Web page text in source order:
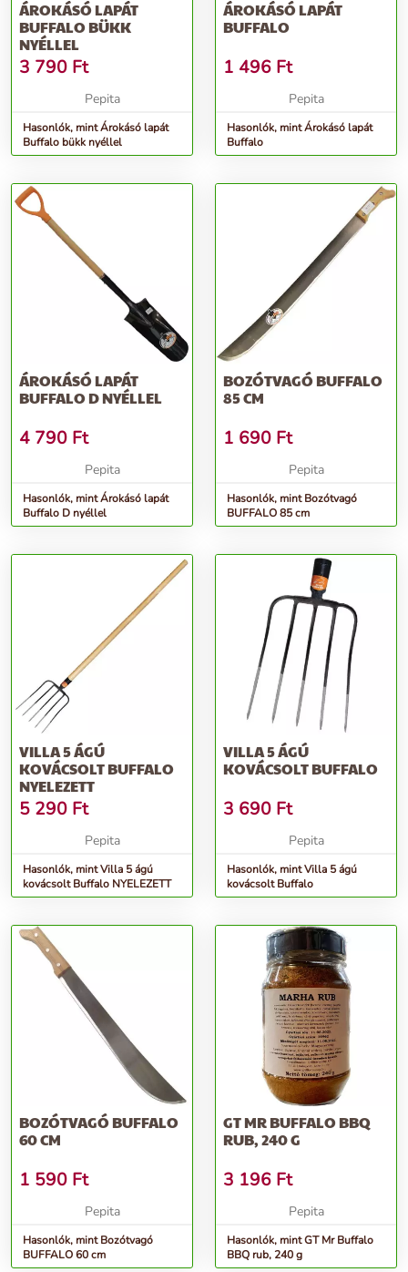
ÁROKÁSÓ LAPÁT
BUFFALO BÜKK
NYÉLLEL
3 790 Ft
Pepita
Hasonlók, mint Árokásó lapát
Buffalo bükk nyéllel
ÁROKÁSÓ LAPÁT
BUFFALO
1 496 Ft
Pepita
Hasonlók, mint Árokásó lapát
Buffalo
ÁROKÁSÓ LAPÁT
BUFFALO D NYÉLLEL
4 790 Ft
Pepita
Hasonlók, mint Árokásó lapát
Buffalo D nyéllel
BOZÓTVAGÓ BUFFALO
85 CM
1 690 Ft
Pepita
Hasonlók, mint Bozótvagó
BUFFALO 85 cm
VILLA 5 ÁGÚ
KOVÁCSOLT BUFFALO
NYELEZETT
5 290 Ft
Pepita
Hasonlók, mint Villa 5 ágú
kovácsolt Buffalo NYELEZETT
VILLA 5 ÁGÚ
KOVÁCSOLT BUFFALO
3 690 Ft
Pepita
Hasonlók, mint Villa 5 ágú
kovácsolt Buffalo
BOZÓTVAGÓ BUFFALO
60 CM
1 590 Ft
Pepita
Hasonlók, mint Bozótvagó
BUFFALO 60 cm
GT MR BUFFALO BBQ
RUB, 240 G
3 196 Ft
Pepita
Hasonlók, mint GT Mr Buffalo
BBQ rub, 240 g